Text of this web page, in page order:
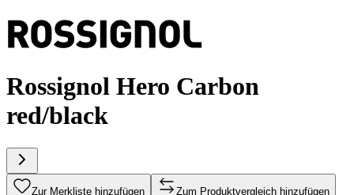
Rossignol Hero Carbon
red/black
Zur Merkliste hinzufügen Zum Produktvergleich hinzufügen